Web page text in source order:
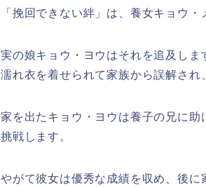
「挽回できない絆」は、養女キョウ
実の娘キョウ・ヨウはそれを追及し
濡れ衣を着せられて家族から誤解され
家を出たキョウ・ヨウは養子の兄に
挑戦します。
やがて彼女は優秀な成績を収め、後